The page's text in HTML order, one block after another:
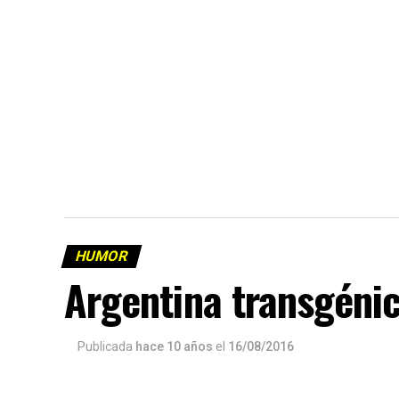
HUMOR
Argentina
Publicada hace 10 años el 16/08/2016